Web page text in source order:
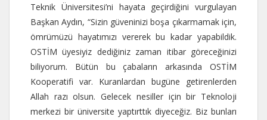
Teknik Üniversitesi’ni hayata geçirdiğini vurgulayan
Başkan Aydın, “Sizin güveninizi boşa çıkarmamak için,
ömrümüzü hayatımızı vererek bu kadar yapabildik.
OSTİM üyesiyiz dediğiniz zaman itibar göreceğinizi
biliyorum. Bütün bu çabaların arkasında OSTİM
Kooperatifi var. Kuranlardan bugüne getirenlerden
Allah razı olsun. Gelecek nesiller için bir Teknoloji
merkezi bir üniversite yaptırttık diyeceğiz. Biz bunları